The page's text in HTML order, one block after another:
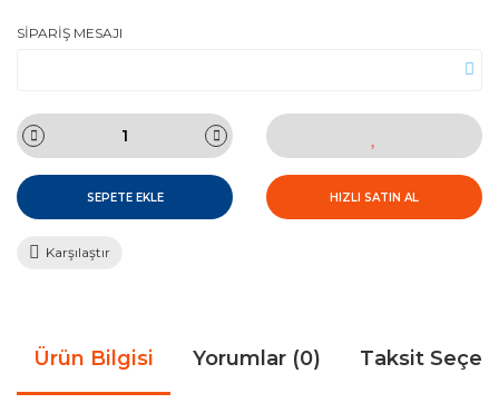
SİPARİŞ MESAJI
SEPETE EKLE HIZLI SATIN AL
Karşılaştır
Ürün Bilgisi Yorumlar (0) Taksit